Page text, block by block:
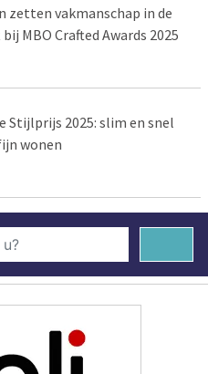
zetten vakmanschap in de
MBO Crafted Awards 2025
Stijlprijs 2025: slim en snel
wonen